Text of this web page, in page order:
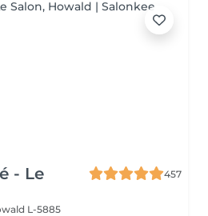
- Le
457
L-5885